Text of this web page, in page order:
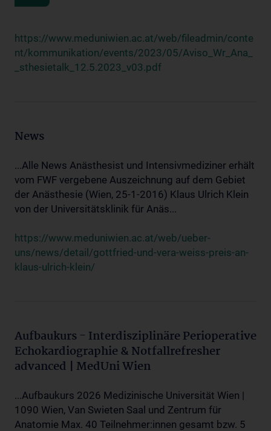
https://www.meduniwien.ac.at/web/fileadmin/conte
nt/kommunikation/events/2023/05/Aviso_Wr_Ana_
_sthesietalk_12.5.2023_v03.pdf
News
...Alle News Anästhesist und Intensivmediziner erhält
vom FWF vergebene Auszeichnung auf dem Gebiet
der Anästhesie (Wien, 25-1-2016) Klaus Ulrich Klein
von der Universitätsklinik für Anäs...
https://www.meduniwien.ac.at/web/ueber-
uns/news/detail/gottfried-und-vera-weiss-preis-an-
klaus-ulrich-klein/
Aufbaukurs - Interdisziplinäre Perioperative
Echokardiographie & Notfallrefresher
advanced | MedUni Wien
...Aufbaukurs 2026 Medizinische Universität Wien |
1090 Wien, Van Swieten Saal und Zentrum für
Anatomie Max. 40 Teilnehmer:innen gesamt bzw. 5